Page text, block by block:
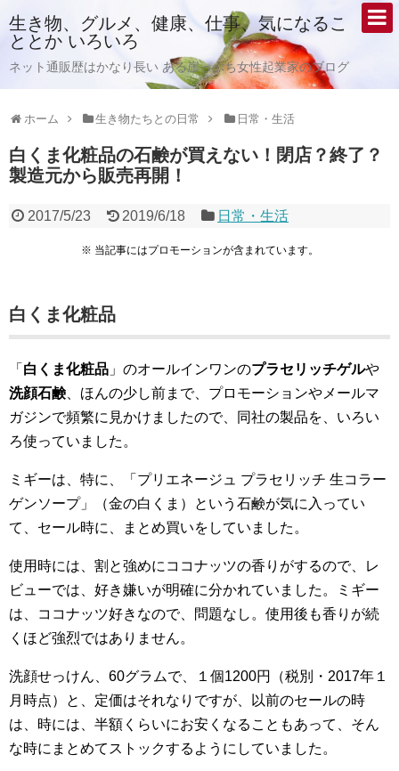
生き物、グルメ、健康、仕事、気になるこ
ととか いろいろ
ネット通販歴はかなり長い ある崖っぷち女性起業家のブログ
ホーム 生き物たちとの日常 日常・生活
白くま化粧品の石鹸が買えない！閉店？終了？
製造元から販売再開！
2017/5/23 2019/6/18 日常・生活
※ 当記事にはプロモーションが含まれています。
白くま化粧品
「 白くま化粧品 」のオールインワンのプラセリッチゲルや
洗顔石鹸 、ほんの少し前まで、プロモーションやメールマ
ガジンで頻繁に見かけましたので、同社の製品を、いろい
ろ使っていました。
ミギーは、特に、「プリエネージュ プラセリッチ 生コラー
ゲンソープ」（金の白くま）という石鹸が気に入ってい
て、セール時に、まとめ買いをしていました。
使用時には、割と強めにココナッツの香りがするので、レ
ビューでは、好き嫌いが明確に分かれていました。ミギー
は、ココナッツ好きなので、問題なし。使用後も香りが続
くほど強烈ではありません。
洗顔せっけん、60グラムで、１個1200円（税別・2017年１
月時点）と、定価はそれなりですが、以前のセールの時
は、時には、半額くらいにお安くなることもあって、そん
な時にまとめてストックするようにしていました。